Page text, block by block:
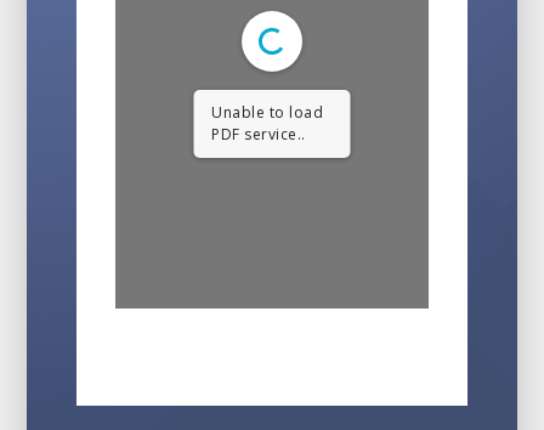
Unable to load
PDF service..